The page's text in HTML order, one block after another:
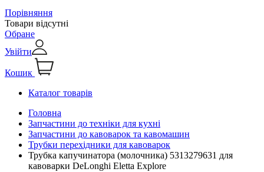
Порівняння
Товари відсутні
Обране
Увійти
Кошик
Каталог товарів
Головна
Запчастини до техніки для кухні
Запчастини до кавоварок та кавомашин
Трубки перехідники для кавоварок
Трубка капучинатора (молочника) 5313279631 для
кавоварки DeLonghi Eletta Explore